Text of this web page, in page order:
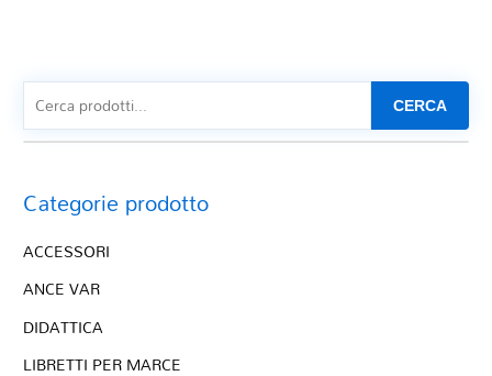
CERCA
Categorie prodotto
ACCESSORI
ANCE VAR
DIDATTICA
LIBRETTI PER MARCE